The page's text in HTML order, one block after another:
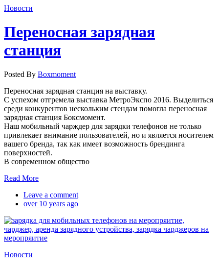
Новости
Переносная зарядная
станция
Posted By Boxmoment
Переносная зарядная станция на выставку.
С успехом отгремела выставка МетроЭкспо 2016. Выделиться
среди конкурентов нескольким стендам помогла переносная
зарядная станция Боксмомент.
Наш мобильный чарждер для зарядки телефонов не только
привлекает внимание пользователей, но и является носителем
вашего бренда, так как имеет возможность брендинга
поверхностей.
В современном общество
Read More
Leave a comment
over 10 years ago
Новости